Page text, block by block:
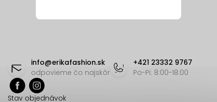
info@erikafashion.sk
odpovieme čo najskôr
+421 23332 9767
Po-Pi: 8:00-18:00
Stav objednávok